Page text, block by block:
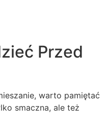
Przed
warto pamiętać
smaczna, ale też